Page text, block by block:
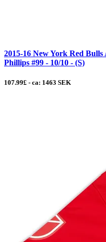
2015-16 New York Red
Phillips #99 - 10/10 - (S)
107.99£ - ca: 1463 SEK